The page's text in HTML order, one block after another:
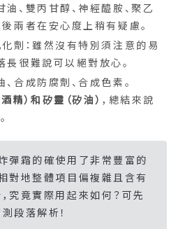
、雙丙甘醇、神經醯胺、聚乙
兩者在安心度上稍有疑慮。
化劑：雖然沒有特別須注意的易
長很難說可以絕對放心。
合成防腐劑、合成色素。
酒精）和矽靈（矽油） ，總結來說
霜的確使用了非常豐富的
對地整體項目偏複雜且含有
究竟實際用起來如何？可先
段落解析！